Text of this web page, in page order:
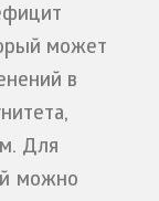
может
в
Для
можно